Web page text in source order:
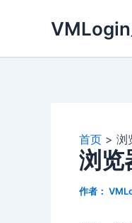
VMLogin
首页 浏
浏览
作者：